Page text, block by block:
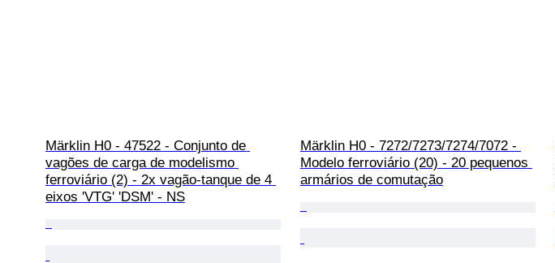
Märklin H0 - 47522 - Conjunto de
vagões de carga de modelismo
ferroviário (2) - 2x vagão-tanque de 4
eixos 'VTG' 'DSM' - NS
Märklin H0 - 7272/7273/7274/7072 -
Modelo ferroviário (20) - 20 pequenos
armários de comutação